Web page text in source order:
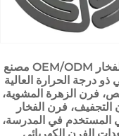
مصنع OEM/ODM فرن الفخار
ذو درجة الحرارة العالية
فرن الزهرة المشوية،
التجفيف، فرن الفخار
المستخدم في المدرسة،